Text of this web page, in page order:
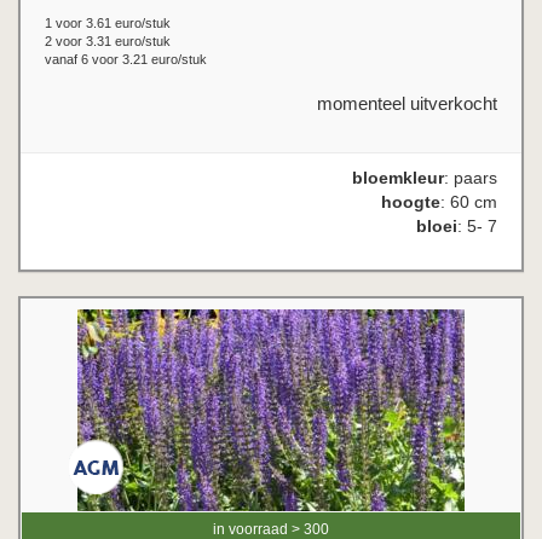
1 voor 3.61 euro/stuk
2 voor 3.31 euro/stuk
vanaf 6 voor 3.21 euro/stuk
momenteel uitverkocht
bloemkleur: paars
hoogte: 60 cm
bloei: 5- 7
in voorraad > 300